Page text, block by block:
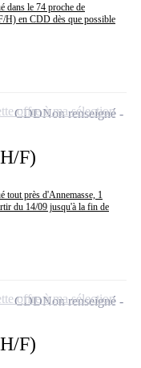
dans le 74 proche de
H) en CDD dès que possible
F)
tout près d'Annemasse, 1
du 14/09 jusqu'à la fin de
CDDNon renseigné
offre à ma sélection
F)
CDDNon renseigné
offre à ma sélection